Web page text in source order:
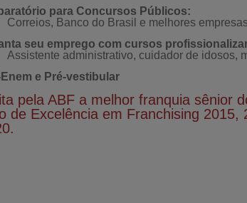
para Concursos Públicos:
Correios, Banco do Brasil e melhores
seu emprego com cursos
Assistente administrativo, cuidador de idosos,
Enem e Pré-vestibular
pela ABF a melhor franquia sênior
de Excelência em Franchising 2015,